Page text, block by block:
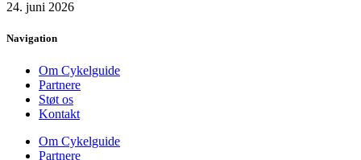
24. juni 2026
Navigation
Om Cykelguide
Partnere
Støt os
Kontakt
Om Cykelguide
Partnere